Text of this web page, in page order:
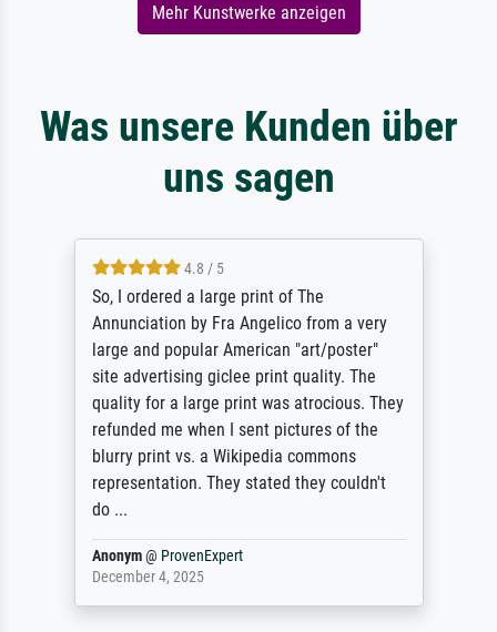
Mehr Kunstwerke anzeigen
Was unsere Kunden über
uns sagen
4.8 / 5
So, I ordered a large print of The
Annunciation by Fra Angelico from a very
large and popular American "art/poster"
site advertising giclee print quality. The
quality for a large print was atrocious. They
refunded me when I sent pictures of the
blurry print vs. a Wikipedia commons
representation. They stated they couldn't
do ...
Anonym@ ProvenExpert
December 4, 2025